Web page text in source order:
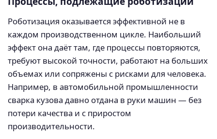
Роботизация оказывается эффективной не в
каждом производственном цикле. Наибольший
эффект она даёт там, где процессы повторяются,
требуют высокой точности, работают на больших
объемах или сопряжены с рисками для человека.
Например, в автомобильной промышленности
сварка кузова давно отдана в руки машин — без
потери качества и с приростом
производительности.